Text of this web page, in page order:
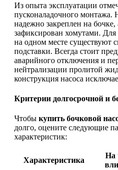
Из опыта эксплуатации
пусконаладочного монтажа.
надежно закреплен на
зафиксирован хомутами.
на одном месте существуют
подставки. Всегда стоит
аварийного отключения и
нейтрализации пролитой
конструкция насоса
Критерии долгосрочной и
Чтобы купить бочковой
долго, оцените следующие
характеристик:
Характеристика
На